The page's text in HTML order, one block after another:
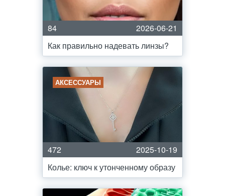
84
2026-06-21
Как правильно надевать линзы?
АКСЕССУАРЫ
472
2025-10-19
Колье: ключ к утонченному образу